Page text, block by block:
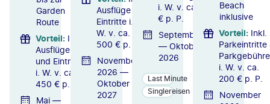
Garden
Route
Vorteil: Inkl.
Ausflüge
und Eintritte
i. W. v. ca.
450 € p. P.
Mai —
Ausflüge &
Eintritte i.
W. v. ca.
500 € p. P.
November
2026 —
Oktober
2027
i. W. v. ca. 200
€ p. P.
September
— Oktober
2026
Last Minute
Singlereisen
Beach
inklusive
Vorteil: Inkl.
Parkeintritte
i. W. v. ca.
200 € p. P.
November